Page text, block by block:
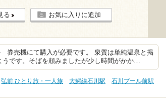
る お気に入りに追加
券売機にて購入が必要です。 泉質は単純温泉と掲
です。そばを頼みましたが少し時間がかか…
弘前 ひとり旅・一人旅 大鰐線石川駅
石川プール前駅